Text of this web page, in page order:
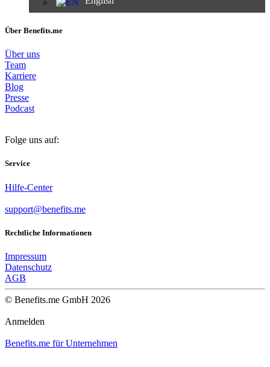
Über Benefits.me
Über uns
Team
Karriere
Blog
Presse
Podcast
Folge uns auf:
Service
Hilfe-Center
support@benefits.me
Rechtliche Informationen
Impressum
Datenschutz
AGB
© Benefits.me GmbH 2026
Anmelden
Benefits.me für Unternehmen